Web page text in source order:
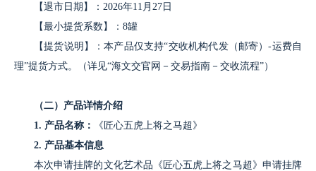
【退市日期】：2026年11月27日
【最小提货系数】：8罐
【提货说明】：本产品仅支持“交收机构代发（邮寄）-运费自
理”提货方式。（详见“海文交官网－交易指南－交收流程”）
（二）产品详情介绍
1. 产品名称：
《匠心五虎上将之马超》
2. 产品基本信息
本次申请挂牌的文化艺术品《匠心五虎上将之马超》申请挂牌